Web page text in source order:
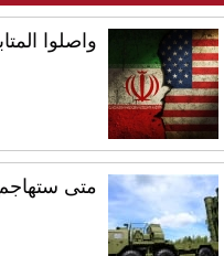
واصلوا
متى ستهاجم